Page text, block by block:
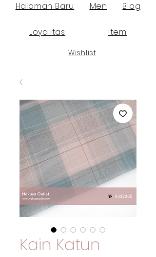
Halaman Baru Men Blog
Loyalitas Item
Wishlist
Kain Katun